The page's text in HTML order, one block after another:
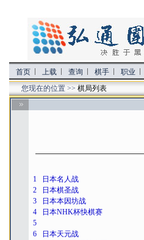
首页 上载 查询 棋手 职业
您现在的位置 >> 棋局列表
1 日本名人战
2
日本棋圣战
3
日本本因坊战
4
日本NHK杯快棋赛
5
6
日本天元战